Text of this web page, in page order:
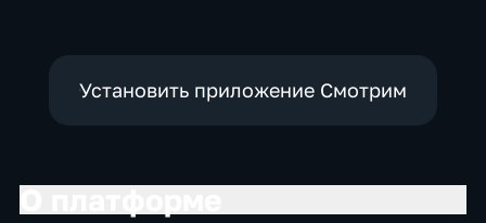
Установить приложение Смотрим